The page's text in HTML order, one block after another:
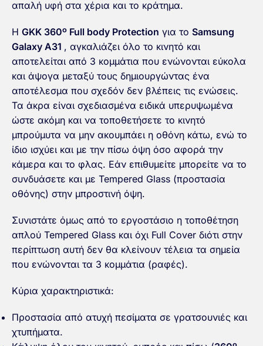
απαλή υφή στα χέρια και το κράτημα.
H GKK 360º Full body Protection για το Samsung
Galaxy A31 , αγκαλιάζει όλο το κινητό και
αποτελείται από 3 κομμάτια που ενώνονται εύκολα
και άψογα μεταξύ τους δημιουργώντας ένα
αποτέλεσμα που σχεδόν δεν βλέπεις τις ενώσεις.
Τα άκρα είναι σχεδιασμένα ειδικά υπερυψωμένα
ώστε ακόμη και να τοποθετήσετε το κινητό
μπρούμυτα να μην ακουμπάει η οθόνη κάτω, ενώ το
ίδιο ισχύει και με την πίσω όψη όσο αφορά την
κάμερα και το φλας. Εάν επιθυμείτε μπορείτε να το
συνδυάσετε και με Tempered Glass (προστασία
οθόνης) στην μπροστινή όψη.
Συνιστάτε όμως από το εργοστάσιο η τοποθέτηση
απλού Tempered Glass και όχι Full Cover διότι στην
περίπτωση αυτή δεν θα κλείνουν τέλεια τα σημεία
που ενώνονται τα 3 κομμάτια (ραφές).
Κύρια χαρακτηριστικά:
Προστασία από ατυχή πεσίματα σε γρατσουνιές και
χτυπήματα.